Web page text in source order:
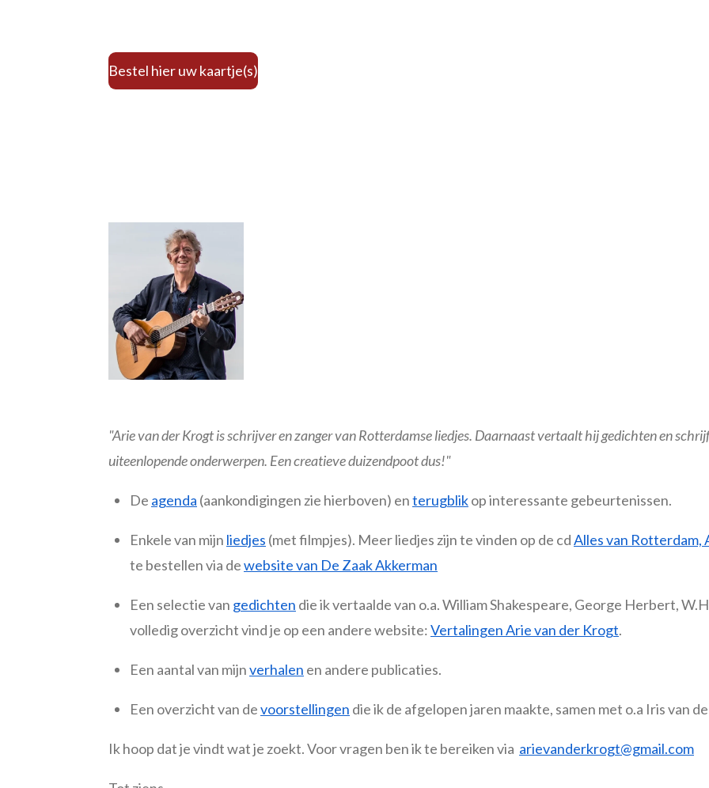
Bestel hier uw kaartje(s)
"Arie van der Krogt is schrijver en zanger van Rotterdamse liedjes. Daarnaast vertaalt hij gedichten en
uiteenlopende onderwerpen. Een creatieve duizendpoot dus!"
De agenda (aankondigingen zie hierboven) enterugblikop interessante gebeurtenissen.
Enkele van mijn liedjes (met filmpjes). Meer liedjes zijn te vinden op de cdAlles van Rotterdam,
te bestellen via dewebsite van De Zaak Akkerman
Een selectie van gedichten die ik vertaalde van o.a. William Shakespeare, George Herbert,
volledig overzicht vind je op een andere website:Vertalingen Arie van der Krogt.
Een aantal van mijnverhalen en andere publicaties.
Een overzicht van devoorstellingen die ik de afgelopen jaren maakte, samen met o.a Iris van
Ik hoop dat je vindt wat je zoekt. Voor vragen ben ik te bereiken via arievanderkrogt@gmail.com